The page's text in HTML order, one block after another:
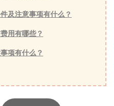
及注意事项有什么？
用有哪些？
项有什么？